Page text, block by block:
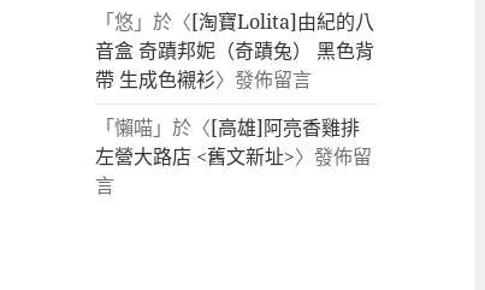
「悠」於〈[淘寶Lolita]由紀的八
音盒 奇蹟邦妮（奇蹟兔） 黑色背
帶 生成色襯衫〉發佈留言
「懶喵」於〈[高雄]阿亮香雞排
左營大路店 <舊文新址>〉發佈留
言